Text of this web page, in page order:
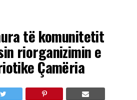
të komunitetit
riorganizimin e
Çamëria